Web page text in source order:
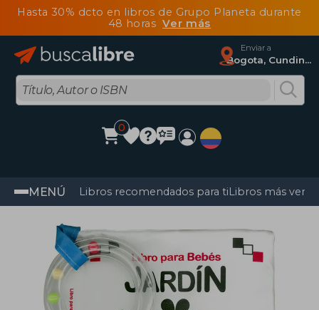
Hasta 30% dcto en libros de Grupo Planeta durante
48 horasVer más
Enviar a
Bogota, Cundinamarca
0
MENÚ Libros recomendados para tiLibros más